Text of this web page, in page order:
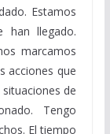
Estamos
han llegado.
marcamos
acciones que
de
Tengo
El tiempo